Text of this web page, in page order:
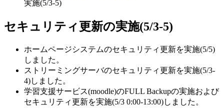
実施(5/3-5)
セキュリティ更新の実施(5/3-5)
ホームページシステムのセキュリティ更新を実施(5/5)
しました。
ストリーミングサーバのセキュリティ更新を実施(5/3-
4)しました。
学習支援サービス(moodle)のFULL Backupの実施および
セキュリティ更新を実施(5/3 0:00-13:00)しました。